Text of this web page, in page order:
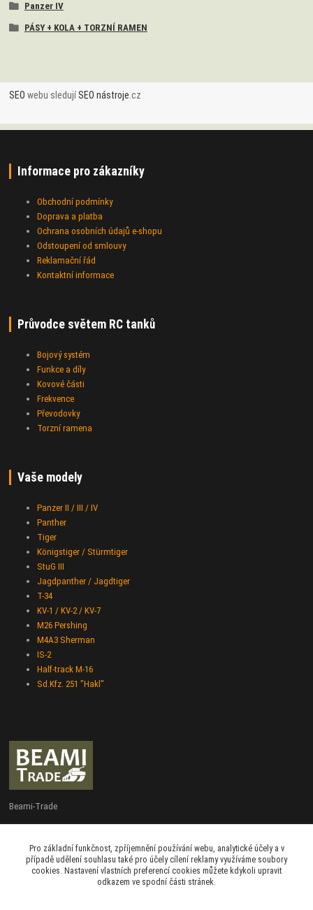
Panzer IV
PÁSY + KOLA + TORZNÍ RAMEN
SEO webu sledujíSEO nástroje.cz
Informace pro zákazníky
Obchodní podmínky
Doprava a platba
Ochrana osobních údajů e-shopu
Odstoupení od smlouvy
Reklamační řád
Kontaktní informace
Průvodce světem RC tanků
Bojový systém
Funkce a díly
Kovové části
Frekvence
Převodovky
Torzní ramena
Vaše modely
Panzer II / III / IV
Panther
Tiger
Königstiger / Stürmtiger
StuG III
Jagdpanther / Jagdtiger
T-34
KV-1 / KV-2 / KV-7
M26 Pershing
M4A3 Sherman
IS-2
Half-track M-16
Sd.Kfz. 251 "Hakl"
Beami-Trade
Po - Pá 9:00 - 16:00
admin@beami-trade.cz
Pro základní funkčnost, zpříjemnění používání webu, analytické účely a v
případě udělení souhlasu také pro účely cílení reklamy využíváme soubory
cookies. Nastavení vlastních preferencí cookies můžete kdykoli upravit
odkazem ve spodní části stránek.